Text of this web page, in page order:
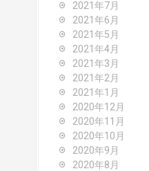
2021年7月
2021年6月
2021年5月
2021年4月
2021年3月
2021年2月
2021年1月
2020年12月
2020年11月
2020年10月
2020年9月
2020年8月